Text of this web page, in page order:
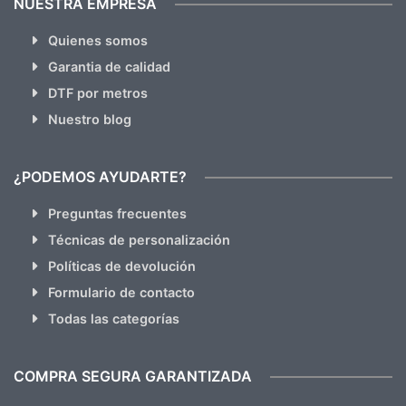
NUESTRA EMPRESA
Quienes somos
Garantia de calidad
DTF por metros
Nuestro blog
¿PODEMOS AYUDARTE?
Preguntas frecuentes
Técnicas de personalización
Políticas de devolución
Formulario de contacto
Todas las categorías
COMPRA SEGURA GARANTIZADA